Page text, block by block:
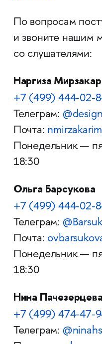
По вопросам
и звоните нашим
со слушателями:
Наргиза
+7 (499) 444-02-
Телеграм:
Почта:
Понедельник —
18:30
Ольга Барсукова
+7 (499) 444-02-
Телеграм:
Почта:
Понедельник —
18:30
Нина Пачезерцева
+7 (499) 474-47-
Телеграм: